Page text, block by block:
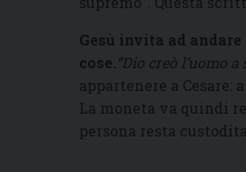
Gesù invita ad
cose. “Dio creò l’uomo
appartenere a Cesare:
La moneta va quindi
persona resta